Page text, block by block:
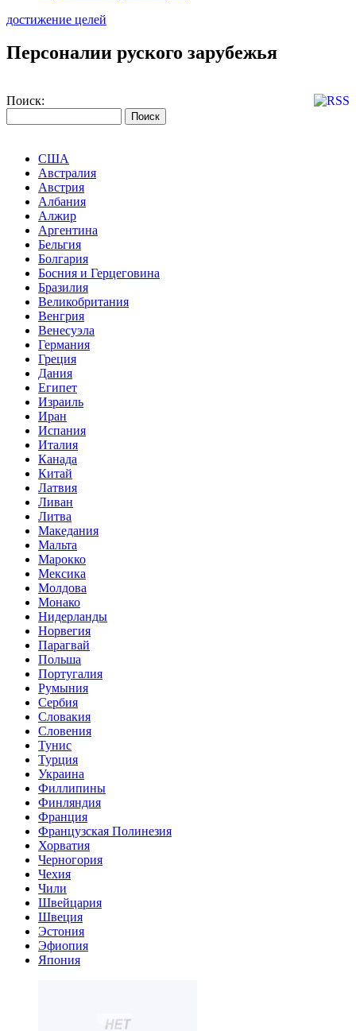
достижение целей
Персоналии руского зарубежья
Поиск:
США
Австралия
Австрия
Албания
Алжир
Аргентина
Бельгия
Болгария
Босния и Герцеговина
Бразилия
Великобритания
Венгрия
Венесуэла
Германия
Греция
Дания
Египет
Израиль
Иран
Испания
Италия
Канада
Китай
Латвия
Ливан
Литва
Македания
Мальта
Марокко
Мексика
Молдова
Монако
Нидерланды
Норвегия
Парагвай
Польша
Португалия
Румыния
Сербия
Словакия
Словения
Тунис
Турция
Украина
Филлипины
Финляндия
Франция
Французская Полинезия
Хорватия
Черногория
Чехия
Чили
Швейцария
Швеция
Эстония
Эфиопия
Япония